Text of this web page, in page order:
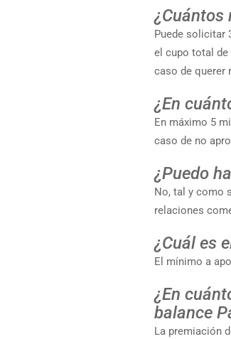
¿Cuántos
Puede solicitar
el cupo total de
caso de querer
¿En
En máximo 5
caso de no
¿Puedo
No, tal y como
relaciones
¿Cuál es
El mínimo a
¿En
balance
La premiación